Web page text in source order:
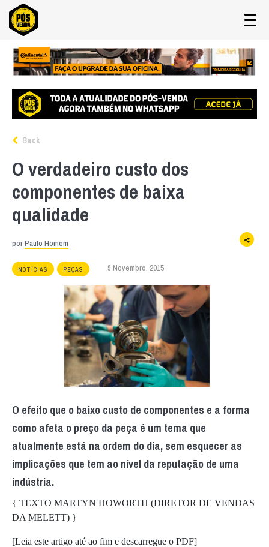
Back
O verdadeiro custo dos
componentes de baixa
qualidade
porPaulo Homem
NOTÍCIAS PEÇAS 9 Novembro, 2015
O efeito que o baixo custo de componentes e a forma
como afeta o preço da peça é um tema que
atualmente está na ordem do dia, sem esquecer as
implicações que tem ao nível da reputação de uma
indústria.
{ TEXTO MARTYN HOWORTH (DIRETOR DE VENDAS
DA MELETT) }
[Leia este artigo até ao fim e descarregue o PDF]